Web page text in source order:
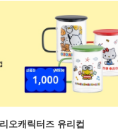
오캐릭터즈 유리컵